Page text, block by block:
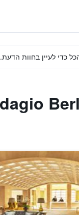
כדי לעיין בחוות הדעת.